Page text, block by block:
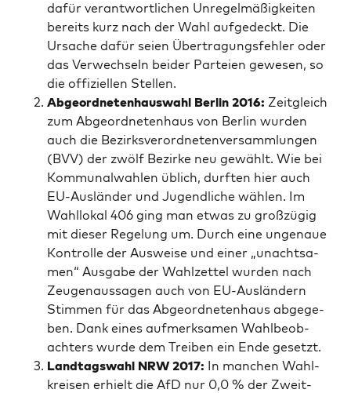
dafür ver­ant­wort­li­chen Unre­gel­mä­ßig­kei­ten
bereits kurz nach der Wahl auf­ge­deckt. Die
Ursa­che dafür sei­en Über­tra­gungs­feh­ler oder
das Ver­wech­seln bei­der Par­tei­en gewe­sen, so
die offi­zi­el­len Stellen.
Abge­ord­ne­ten­haus­wahl Ber­lin 2016: Zeit­gleich
zum Abge­ord­ne­ten­haus von Ber­lin wur­den
auch die Bezirks­ver­ord­ne­ten­ver­samm­lun­gen
(BVV) der zwölf Bezir­ke neu gewählt. Wie bei
Kom­mu­nal­wah­len üblich, durf­ten hier auch
EU-Aus­län­der und Jugend­li­che wäh­len. Im
Wahl­lo­kal 406 ging man etwas zu groß­zü­gig
mit die­ser Rege­lung um. Durch eine unge­naue
Kon­trol­le der Aus­wei­se und einer „unacht­sa­
men“ Aus­ga­be der Wahl­zet­tel wur­den nach
Zeu­gen­aus­sa­gen auch von EU-Aus­län­dern
Stim­men für das Abge­ord­ne­ten­haus abge­ge­
ben. Dank eines auf­merk­sa­men Wahl­be­ob­
ach­ters wur­de dem Trei­ben ein Ende gesetzt.
Land­tags­wahl NRW 2017: In man­chen Wahl­
krei­sen erhielt die AfD nur 0,0 % der Zweit­